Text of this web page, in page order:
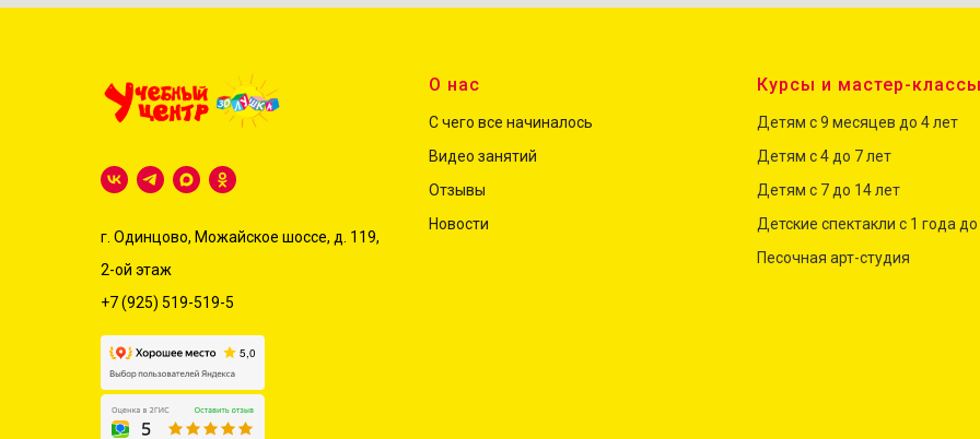
г. Одинцово, Можайское шоссе, д. 119,
2-ой этаж
+7 (925) 519-519-5
О нас
С чего все начиналось
Видео занятий
Отзывы
Новости
Курсы и мастер-классы
Детям с 9 месяцев до 4 лет
Детям с 4 до 7лет
Детям с 7 до 14 лет
Детские спектакли с 1 года
Песочная арт-студия